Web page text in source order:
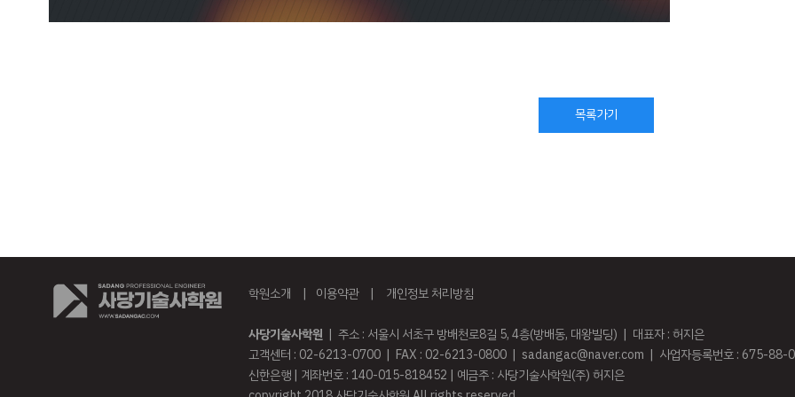
목록가기
학원소개 | 이용약관 | 개인정보 처리방침
사당기술사학원 | 주소 : 서울시 서초구 방배천로8길 5, 4층(방배동, 대왕빌딩) | 대표자 : 허지은
고객센터 : 02-6213-0700 | FAX : 02-6213-0800 | sadangac@naver.com | 사업자등록번호 : 675-88-
신한은행 | 계좌번호 : 140-015-818452 | 예금주 : 사당기술사학원(주) 허지은